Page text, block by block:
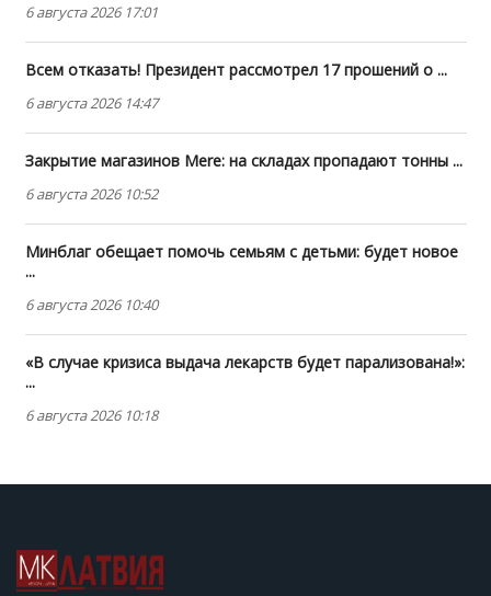
6 августа 2026 17:01
Всем отказать! Президент рассмотрел 17 прошений о ...
6 августа 2026 14:47
Закрытие магазинов Mere: на складах пропадают тонны ...
6 августа 2026 10:52
Минблаг обещает помочь семьям с детьми: будет новое
...
6 августа 2026 10:40
«В случае кризиса выдача лекарств будет парализована!»:
...
6 августа 2026 10:18